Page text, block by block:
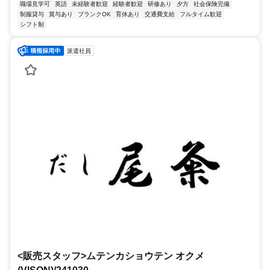
職場見学可
英語 未経験者歓迎 経験者歓迎 研修あり 夕方
社会保険完備
制服貸与
賞与あり ブランクOK 育休あり 交通費支給
フルタイム歓迎
シフト制
派遣社員
<販売スタッフ>ムテンカショウテン オクメ